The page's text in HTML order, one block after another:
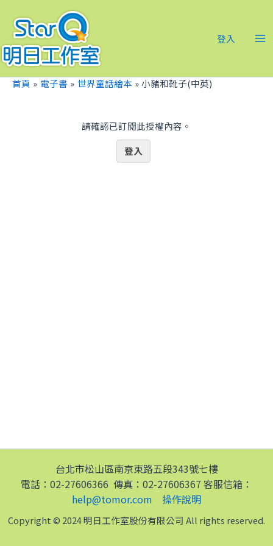
要
內
容
登入
首頁 電子書 世界童話繪本 小豬和靴子(中英)
請確認已訂閱此授權內容。
登入
台北市松山區南京東路五段343號七樓
電話：02-27606366 傳真：02-27606367 客服信箱：
help@tomor.com
操作說明
Copyright © 2024 明日工作室股份有限公司 All rights reserved.